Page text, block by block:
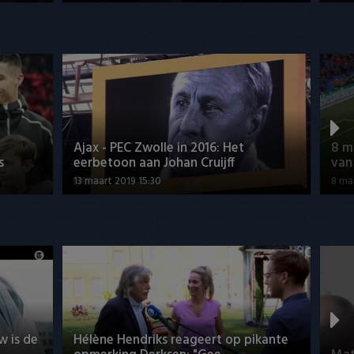
Ajax - PEC Zwolle in 2016: Het
eerbetoon aan Johan Cruijff
13 maart 2019 15:30
8
8
is de Hélène Hendriks reageert op pikante